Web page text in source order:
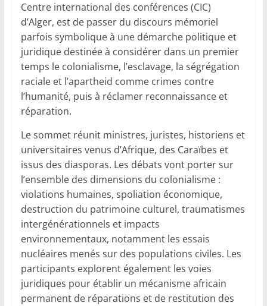
Centre international des conférences (CIC)
d’Alger, est de passer du discours mémoriel
parfois symbolique à une démarche politique et
juridique destinée à considérer dans un premier
temps le colonialisme, l’esclavage, la ségrégation
raciale et l’apartheid comme crimes contre
l’humanité, puis à réclamer reconnaissance et
réparation.
Le sommet réunit ministres, juristes, historiens et
universitaires venus d’Afrique, des Caraïbes et
issus des diasporas. Les débats vont porter sur
l’ensemble des dimensions du colonialisme :
violations humaines, spoliation économique,
destruction du patrimoine culturel, traumatismes
intergénérationnels et impacts
environnementaux, notamment les essais
nucléaires menés sur des populations civiles. Les
participants explorent également les voies
juridiques pour établir un mécanisme africain
permanent de réparations et de restitution des